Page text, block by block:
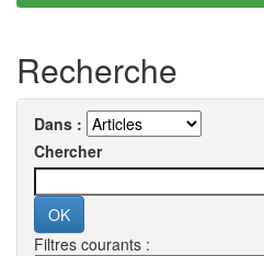
Recherche
Dans :
Chercher
Filtres courants :